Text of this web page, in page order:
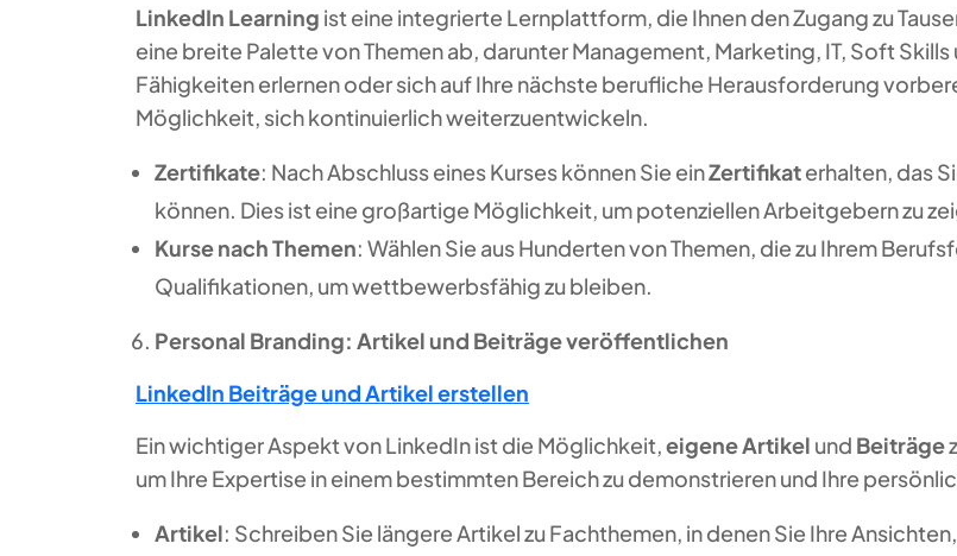
LinkedIn Learning ist eine integrierte Lernplattform, die Ihnen den Zugang zu
eine breite Palette von Themen ab, darunter Management, Marketing, IT, Soft
Fähigkeiten erlernen oder sich auf Ihre nächste berufliche Herausforderung
Möglichkeit, sich kontinuierlich weiterzuentwickeln.
Zertifikate: Nach Abschluss eines Kurses können Sie einZertifikaterhalten, das
können. Dies ist eine großartige Möglichkeit, um potenziellen Arbeitgebern zu
Kurse nach Themen: Wählen Sie aus Hunderten von Themen, die zu Ihrem
Qualifikationen, um wettbewerbsfähig zu bleiben.
Personal Branding: Artikel und Beiträge veröffentlichen
LinkedIn Beiträge und Artikel erstellen
Ein wichtiger Aspekt von LinkedIn ist die Möglichkeit,eigene Artikel und Beiträge
um Ihre Expertise in einem bestimmten Bereich zu demonstrieren und Ihre
Artikel: Schreiben Sie längere Artikel zu Fachthemen, in denen Sie Ihre